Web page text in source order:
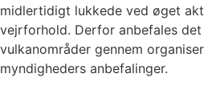
midlertidigt lukkede ved øget
vejrforhold. Derfor anbefales
vulkanområder gennem
myndigheders anbefalinger.